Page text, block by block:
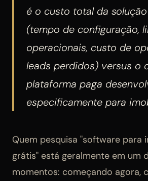
é o custo total da
(tempo de configuração,
operacionais, custo de
leads perdidos) versus o
plataforma paga
especificamente para
Quem pesquisa "software para
grátis" está geralmente em um
momentos: começando agora,